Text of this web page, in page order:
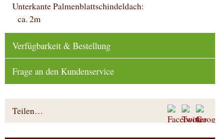
Unterkante Palmenblattschindeldach:
ca. 2m
Verfügbarkeit & Bestellung
Frage an den Kundenservice
Teilen…